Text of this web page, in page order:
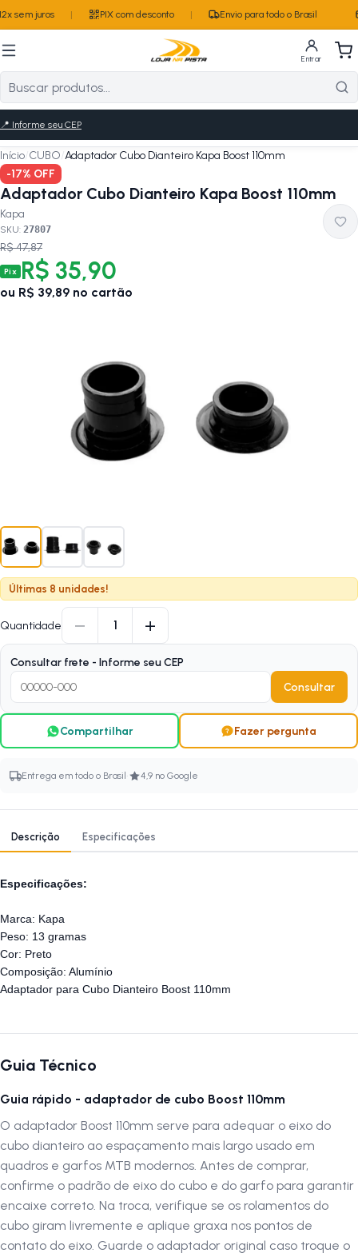
sem juros PIX com desconto Envio para todo o Brasil
Entrar
📍 Informe seu CEP
Início/CUBO/Adaptador Cubo Dianteiro Kapa Boost 110mm
-17% OFF
Adaptador Cubo Dianteiro Kapa Boost 110mm
Kapa
SKU: 27807
R$ 47,87
Pix R$ 35,90
ou R$ 39,89 no cartão
Últimas 8 unidades!
Quantidade − 1 +
Consultar frete - Informe seu CEP
Consultar
Compartilhar Fazer pergunta
Entrega em todo o Brasil · 4,9 no Google
Descrição Especificações
Especificações:
Marca: Kapa
Peso: 13 gramas
Cor: Preto
Composição: Alumínio
Adaptador para Cubo Dianteiro Boost 110mm
Guia Técnico
Guia rápido - adaptador de cubo Boost 110mm
O adaptador Boost 110mm serve para adequar o eixo do
cubo dianteiro ao espaçamento mais largo usado em
quadros e garfos MTB modernos. Antes de comprar,
confirme o padrão de eixo do cubo e do garfo para garantir
encaixe correto. Na troca, verifique se os rolamentos do
cubo giram livremente e aplique graxa nos pontos de
contato do eixo. Guarde o adaptador original caso troque o